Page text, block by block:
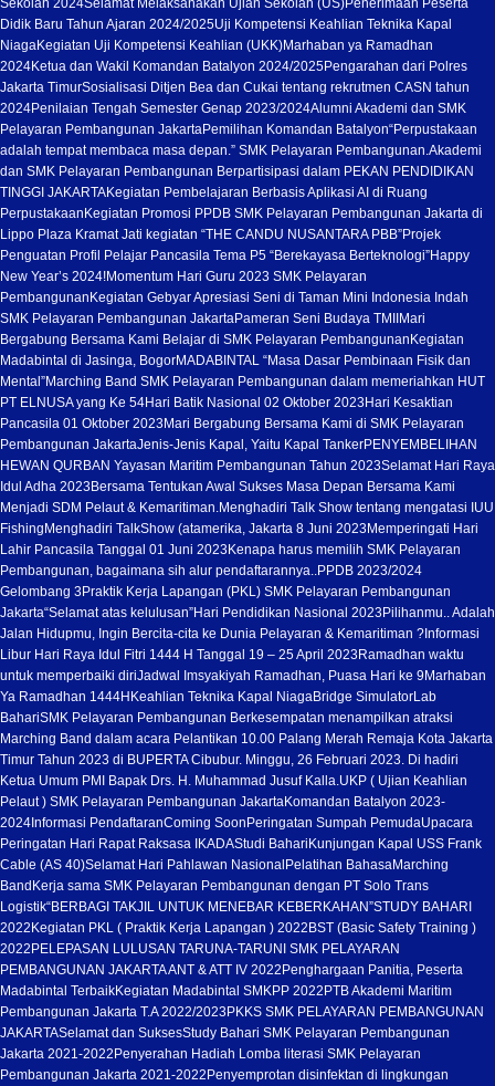
Sekolah 2024Selamat Melaksanakan Ujian Sekolah (US)Penerimaan Peserta
Didik Baru Tahun Ajaran 2024/2025Uji Kompetensi Keahlian Teknika Kapal
NiagaKegiatan Uji Kompetensi Keahlian (UKK)Marhaban ya Ramadhan
2024Ketua dan Wakil Komandan Batalyon 2024/2025Pengarahan dari Polres
Jakarta TimurSosialisasi Ditjen Bea dan Cukai tentang rekrutmen CASN tahun
2024Penilaian Tengah Semester Genap 2023/2024Alumni Akademi dan SMK
Pelayaran Pembangunan JakartaPemilihan Komandan Batalyon“Perpustakaan
adalah tempat membaca masa depan.” SMK Pelayaran Pembangunan.Akademi
dan SMK Pelayaran Pembangunan Berpartisipasi dalam PEKAN PENDIDIKAN
TINGGI JAKARTAKegiatan Pembelajaran Berbasis Aplikasi AI di Ruang
Perpustakaan Kegiatan Promosi PPDB SMK Pelayaran Pembangunan Jakarta di
Lippo Plaza Kramat Jati kegiatan “THE CANDU NUSANTARA PBB”Projek
Penguatan Profil Pelajar Pancasila Tema P5 “Berekayasa Berteknologi”Happy
New Year’s 2024!Momentum Hari Guru 2023 SMK Pelayaran
Pembangunan Kegiatan Gebyar Apresiasi Seni di Taman Mini Indonesia Indah
SMK Pelayaran Pembangunan JakartaPameran Seni Budaya TMII
Mari
Bergabung Bersama Kami Belajar di SMK Pelayaran Pembangunan Kegiatan
Madabintal di Jasinga, BogorMADABINTAL “Masa Dasar Pembinaan Fisik dan
Mental”Marching Band SMK Pelayaran Pembangunan dalam memeriahkan HUT
PT ELNUSA yang Ke 54Hari Batik Nasional 02 Oktober 2023 Hari Kesaktian
Pancasila 01 Oktober 2023 Mari Bergabung Bersama Kami di SMK Pelayaran
Pembangunan JakartaJenis-Jenis Kapal, Yaitu Kapal TankerPENYEMBELIHAN
HEWAN QURBAN Yayasan Maritim Pembangunan Tahun 2023Selamat Hari Raya
Idul Adha 2023 Bersama Tentukan Awal Sukses Masa Depan Bersama Kami
Menjadi SDM Pelaut & Kemaritiman.Menghadiri Talk Show tentang mengatasi IUU
Fishing Menghadiri TalkShow (atamerika, Jakarta 8 Juni 2023 Memperingati Hari
Lahir Pancasila Tanggal 01 Juni 2023 Kenapa harus memilih SMK Pelayaran
Pembangunan, bagaimana sih alur pendaftarannya..PPDB 2023/2024
Gelombang 3 Praktik Kerja Lapangan (PKL) SMK Pelayaran Pembangunan
Jakarta“Selamat atas kelulusan”Hari Pendidikan Nasional 2023 Pilihanmu.. Adalah
Jalan Hidupmu, Ingin Bercita-cita ke Dunia Pelayaran & Kemaritiman ? Informasi
Libur Hari Raya Idul Fitri 1444 H Tanggal 19 – 25 April 2023 Ramadhan waktu
untuk memperbaiki diriJadwal Imsyakiyah Ramadhan, Puasa Hari ke 9 Marhaban
Ya Ramadhan 1444H Keahlian Teknika Kapal NiagaBridge SimulatorLab
BahariSMK Pelayaran Pembangunan Berkesempatan menampilkan atraksi
Marching Band dalam acara Pelantikan 10.00 Palang Merah Remaja Kota Jakarta
Timur Tahun 2023 di BUPERTA Cibubur. Minggu, 26 Februari 2023. Di hadiri
Ketua Umum PMI Bapak Drs. H. Muhammad Jusuf Kalla.UKP ( Ujian Keahlian
Pelaut ) SMK Pelayaran Pembangunan JakartaKomandan Batalyon 2023-
2024 Informasi PendaftaranComing Soon Peringatan Sumpah PemudaUpacara
Peringatan Hari Rapat Raksasa IKADAStudi Bahari Kunjungan Kapal USS Frank
Cable (AS 40)Selamat Hari Pahlawan Nasional Pelatihan BahasaMarching
Band Kerja sama SMK Pelayaran Pembangunan dengan PT Solo Trans
Logistik“BERBAGI TAKJIL UNTUK MENEBAR KEBERKAHAN”STUDY BAHARI
2022 Kegiatan PKL ( Praktik Kerja Lapangan ) 2022 BST (Basic Safety Training )
2022 PELEPASAN LULUSAN TARUNA-TARUNI SMK PELAYARAN
PEMBANGUNAN JAKARTA ANT & ATT IV 2022 Penghargaan Panitia, Peserta
Madabintal TerbaikKegiatan Madabintal SMKPP 2022 PTB Akademi Maritim
Pembangunan Jakarta T.A 2022/2023 PKKS SMK PELAYARAN PEMBANGUNAN
JAKARTASelamat dan SuksesStudy Bahari SMK Pelayaran Pembangunan
Jakarta 2021-2022 Penyerahan Hadiah Lomba literasi SMK Pelayaran
Pembangunan Jakarta 2021-2022 Penyemprotan disinfektan di lingkungan